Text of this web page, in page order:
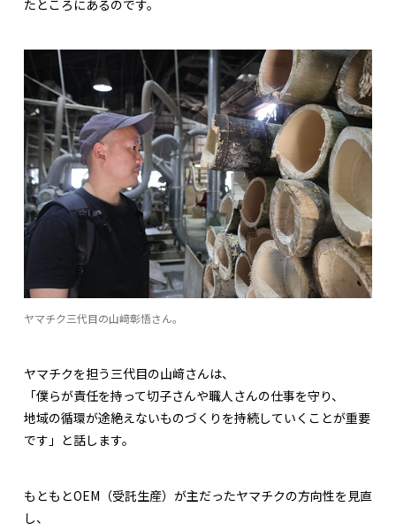
たところにあるのです。
ヤマチク三代目の山﨑彰悟さん。
ヤマチクを担う三代目の山﨑さんは、
「僕らが責任を持って切子さんや職人さんの仕事を守り、
地域の循環が途絶えないものづくりを持続していくことが重要
です」と話します。
もともとOEM（受託生産）が主だったヤマチクの方向性を見直
し、